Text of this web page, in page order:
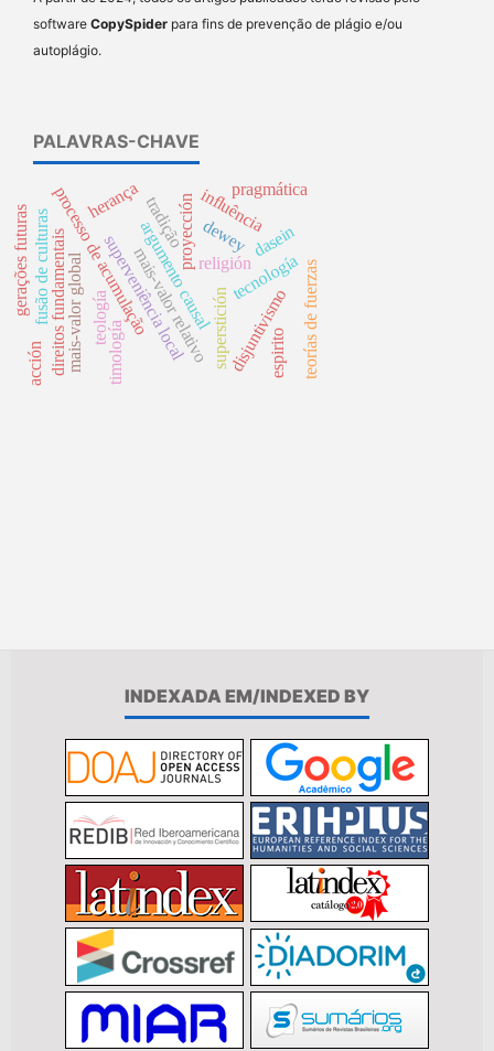
software CopySpider para fins de prevenção de plágio e/ou
autoplágio.
PALAVRAS-CHAVE
argumento causalsuperstición
proyección
processo de acumulação
mais-valor global mais-valor relativo
superveniência local disjuntivismo
religióntecnología
dewey
teología
direitos fundamentais espirito
influência
dasein
herançatradição
fusão de culturas
pragmática
gerações futuras
timología teorías de fuerzas
acción
INDEXADA EM/INDEXED BY